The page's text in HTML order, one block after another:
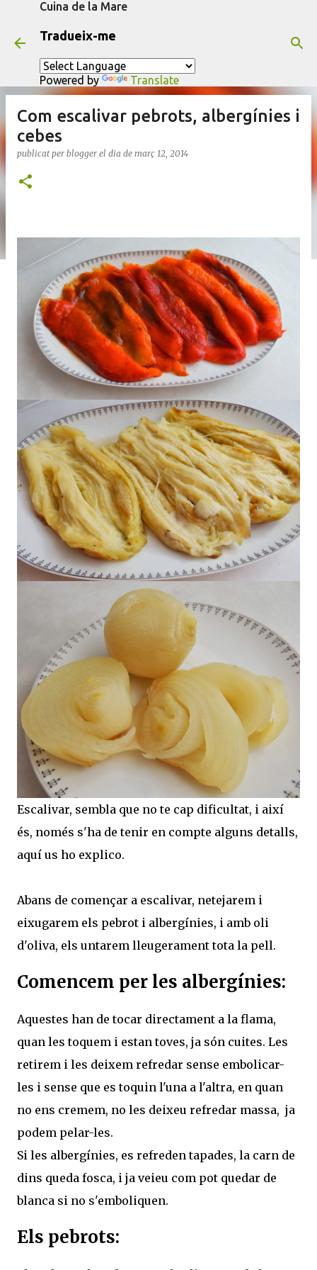
Cuina de la Mare
Tradueix-me
Powered by Translate
Com escalivar pebrots, albergínies i
cebes
publicat per blogger el dia de març 12, 2014
Escalivar, sembla que no te cap dificultat, i així
és, només s'ha de tenir en compte alguns detalls,
aquí us ho explico.
Abans de començar a escalivar, netejarem i
eixugarem els pebrot i albergínies, i amb oli
d'oliva, els untarem lleugerament tota la pell.
Comencem per les albergínies:
Aquestes han de tocar directament a la flama,
quan les toquem i estan toves, ja són cuites. Les
retirem i les deixem refredar sense embolicar-
les i sense que es toquin l'una a l'altra, en quan
no ens cremem, no les deixeu refredar massa, ja
podem pelar-les.
Si les albergínies, es refreden tapades, la carn de
dins queda fosca, i ja veieu com pot quedar de
blanca si no s'emboliquen.
Els pebrots: